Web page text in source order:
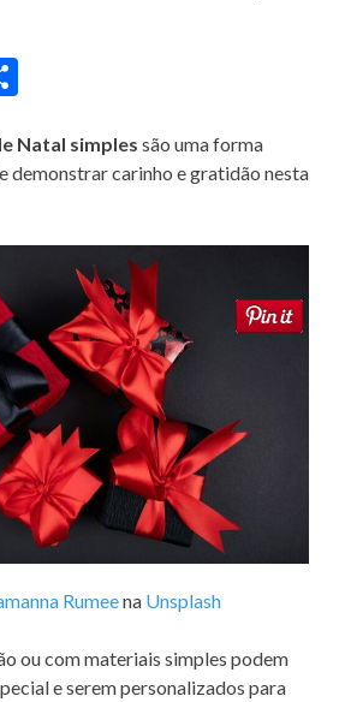
ar
e
Natal simples são uma forma
demonstrar carinho e gratidão nesta
Rumeena Unsplash
ou com materiais simples podem
e serem personalizados para